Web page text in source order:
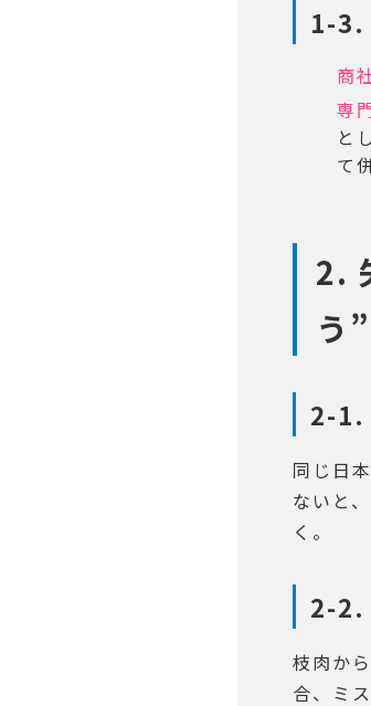
1-3.
商
専
と
て
2.
う
2-1.
同じ日
ないと
く。
2-2.
枝肉か
合、ミ